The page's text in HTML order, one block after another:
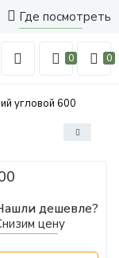
Где посмотреть
0 0
угловой 600
дешевле?
цену